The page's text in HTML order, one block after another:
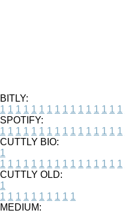
BITLY:
1 1 1 1 1 1 1 1 1 1 1 1 1 1 1 1
SPOTIFY:
1 1 1 1 1 1 1 1 1 1 1 1 1 1 1 1
CUTTLY BIO:
1
1 1 1 1 1 1 1 1 1 1 1 1 1 1 1 1
CUTTLY OLD:
1
1 1 1 1 1 1 1 1 1 1
MEDIUM: